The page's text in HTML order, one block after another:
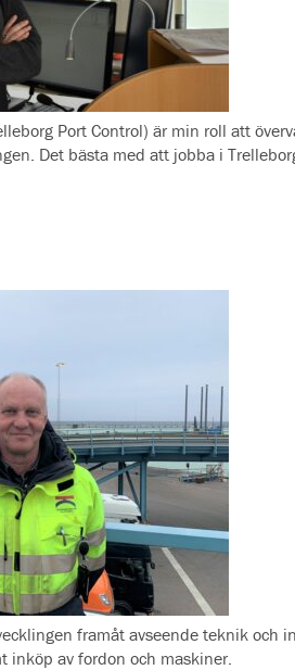
Port Control) är min roll att
Det bästa med att jobba i
framåt avseende teknik och
inköp av fordon och maskiner.